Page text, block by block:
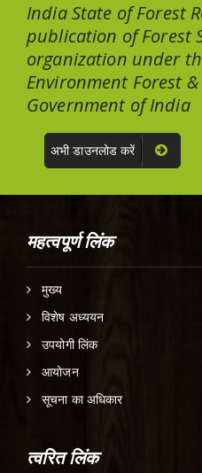
India State of Forest
publication of Forest
organization under
Environment Forest
Government of India
अभी डाउनलोड करें
महत्वपूर्ण लिंक
मुख्य
विशेष अध्ययन
उपयोगी लिंक
आयोजन
सूचना का अधिकार
त्वरित लिंक